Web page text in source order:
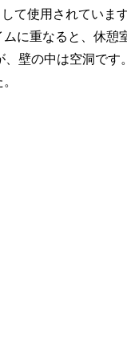
て使用されていま
に重なると、休憩
壁の中は空洞です